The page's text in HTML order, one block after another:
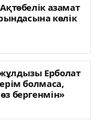
азамат
көлік
Ерболат
болмаса,
бергенмін»